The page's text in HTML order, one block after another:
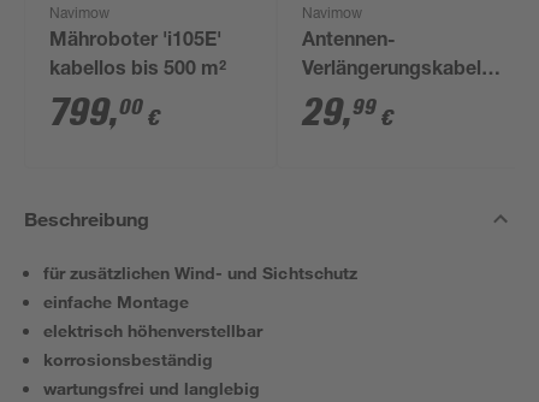
Navimow
Mähroboter 'i105E'
kabellos bis 500 m²
799,00 €
Navimow
Antennen-
Verlängerungskabel
für Mähroboter i- und
H-Serie
29,99 €
Beschreibung
für zusätzlichen Wind- und Sichtschutz
einfache Montage
elektrisch höhenverstellbar
korrosionsbeständig
wartungsfrei und langlebig